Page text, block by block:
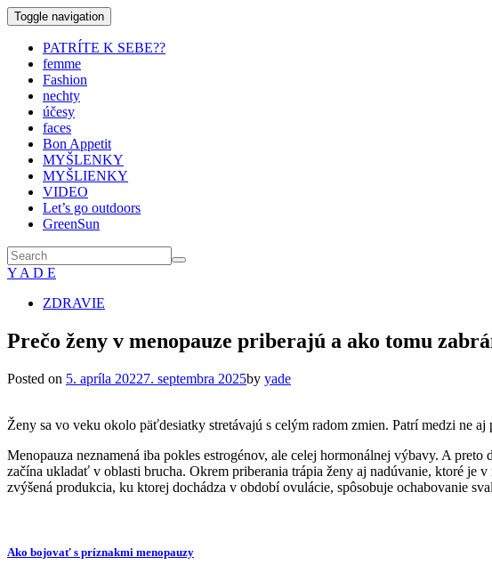
Toggle navigation
PATRÍTE K SEBE??
femme
Fashion
nechty
účesy
faces
Bon Appetit
MYŠLENKY
MYŠLIENKY
VIDEO
Let’s go outdoors
GreenSun
Y A D E
ZDRAVIE
Prečo ženy v menopauze priberajú a ako tomu
Posted on 5. apríla 20227. septembra 2025by yade
Ženy sa vo veku okolo päťdesiatky stretávajú s celým radom zmien. Patrí medzi ne
Menopauza neznamená iba pokles estrogénov, ale celej hormonálnej výbavy. A
začína ukladať v oblasti brucha. Okrem priberania trápia ženy aj nadúvanie, ktoré je
zvýšená produkcia, ku ktorej dochádza v období ovulácie, spôsobuje ochabovanie
Ako bojovať s príznakmi menopauzy